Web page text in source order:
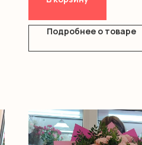
Подробнее о товаре